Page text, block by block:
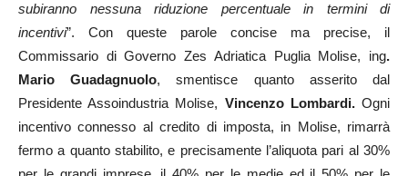
subiranno nessuna riduzione percentuale in termini di
incentivi”. Con queste parole concise ma precise, il
Commissario di Governo Zes Adriatica Puglia Molise, ing.
Mario Guadagnuolo, smentisce quanto asserito dal
Presidente Assoindustria Molise, Vincenzo Lombardi.Ogni
incentivo connesso al credito di imposta, in Molise, rimarrà
fermo a quanto stabilito, e precisamente l’aliquota pari al 30%